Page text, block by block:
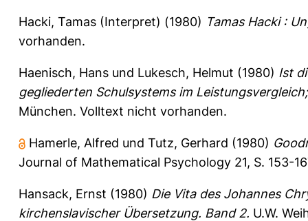
Hacki, Tamas (Interpret) (1980) Tamas Hacki :
vorhanden.
Haenisch, Hans und Lukesch, Helmut (1980) Ist
gegliederten Schulsystems im
München. Volltext nicht vorhanden.
Hamerle, Alfred und Tutz, Gerhard (1980)
Journal of Mathematical Psychology 21, S. 153-
Hansack, Ernst (1980) Die Vita des Johannes
kirchenslavischer Übersetzung. Band 2. U.W.